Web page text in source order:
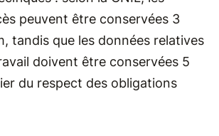
peuvent être conservées 3
tandis que les données relatives
doivent être conservées 5
du respect des obligations